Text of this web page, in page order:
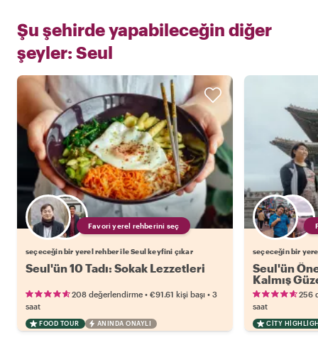
Şu şehirde yapabileceğin diğer
şeyler: Seul
Favori yerel rehberini seç
seçeceğin bir yerel rehber ile Seul keyfini çıkar
Seul'ün 10 Tadı: Sokak Lezzetleri
208 değerlendirme • €91.61 kişi başı • 3
saat
FOOD TOUR ANINDA ONAYLI
seçeceğin bir
Seul'ün
Kalmış
256
saat
CITY